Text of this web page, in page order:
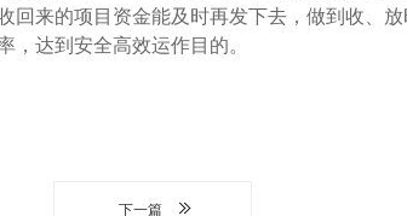
回来的项目资金能及时再发下去，做到收、
达到安全高效运作目的。
下一篇